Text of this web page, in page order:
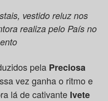
vestido reluz nos
realiza pelo País no
pela Preciosa
vez ganha o ritmo e
lá de cativante Ivete